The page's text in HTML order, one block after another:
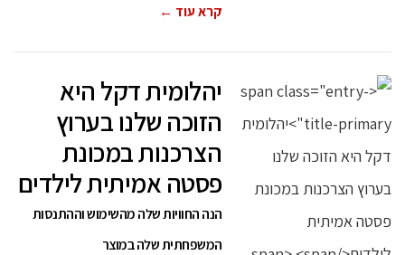
קרא עוד ←
יהלומית דקל היא
הזוכה שלנו בערוץ
הצרכנות במכונת
פסטה אמיתית לילדים
הנה החוויות שלה מהשימוש וההתנסות
המשפחתית שלה במוצר